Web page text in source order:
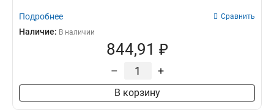
Подробнее Сравнить
Наличие: В наличии
844,91 ₽
– +
В корзину